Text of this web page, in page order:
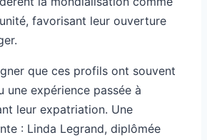
favorisant leur ouverture
que ces profils ont souvent
une expérience passée à
leur expatriation. Une
: Linda Legrand, diplômée